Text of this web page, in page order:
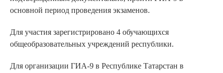
основной период проведения экзаменов.
Для участия зарегистрировано 4 обучающихся
общеобразовательных учреждений республики.
Для организации ГИА-9 в Республике Татарстан в